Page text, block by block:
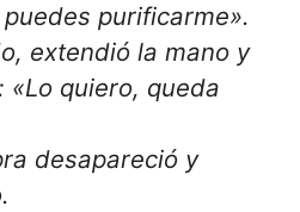
purificarme».
extendió la mano y
quiero, queda
desapareció y